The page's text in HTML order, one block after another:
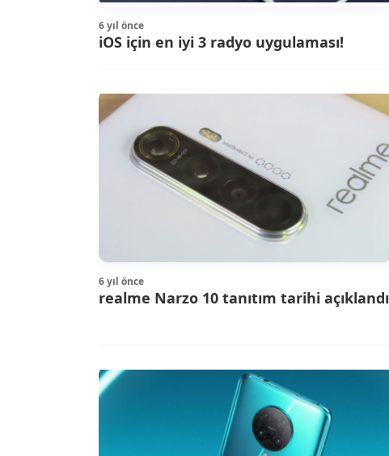
6 yıl önce
iOS için en iyi 3 radyo uygulaması!
6 yıl önce
realme Narzo 10 tanıtım tarihi açıklandı